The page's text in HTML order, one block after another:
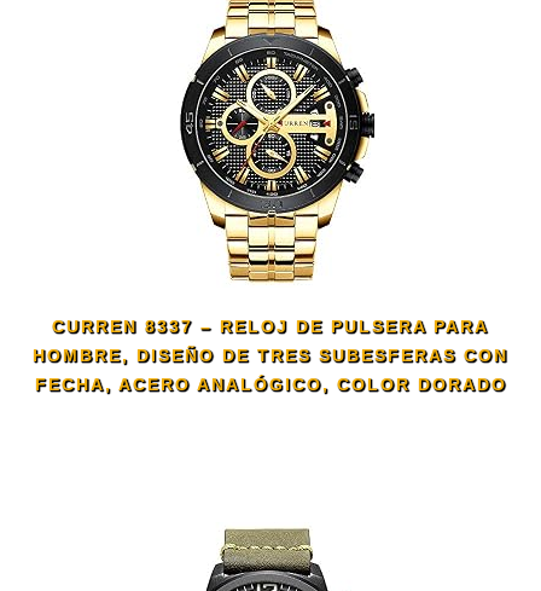
CURREN 8337 – RELOJ DE PULSERA PARA
HOMBRE, DISEÑO DE TRES SUBESFERAS CON
FECHA, ACERO ANALÓGICO, COLOR DORADO